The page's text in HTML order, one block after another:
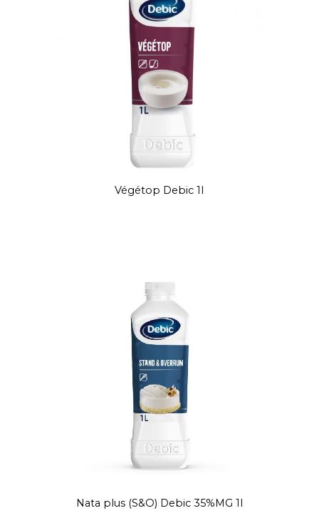
Végétop Debic 1l
Nata plus (S&O) Debic 35%MG 1l